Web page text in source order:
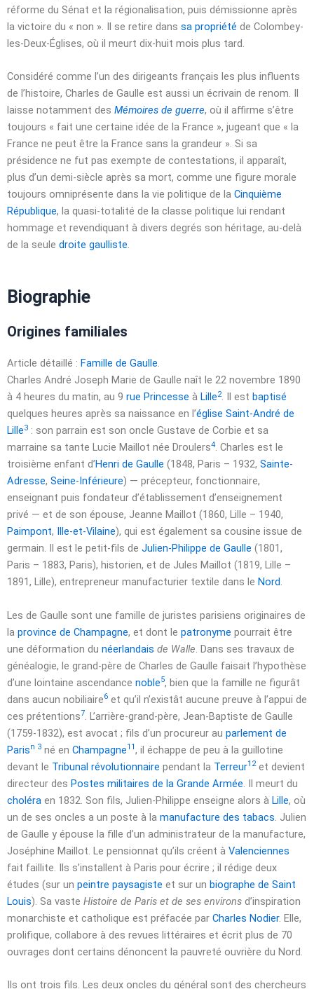
réforme du Sénat et la régionalisation, puis démissionne après
la victoire du « non ». Il se retire dans sa propriété de Colombey-
les-Deux-Églises, où il meurt dix-huit mois plus tard.
Considéré comme l’un des dirigeants français les plus influents
de l’histoire, Charles de Gaulle est aussi un écrivain de renom. Il
laisse notamment des Mémoires de guerre, où il affirme s’être
toujours « fait une certaine idée de la France », jugeant que « la
France ne peut être la France sans la grandeur ». Si sa
présidence ne fut pas exempte de contestations, il apparaît,
plus d’un demi-siècle après sa mort, comme une figure morale
toujours omniprésente dans la vie politique de la Cinquième
République, la quasi-totalité de la classe politique lui rendant
hommage et revendiquant à divers degrés son héritage, au-delà
de la seule droite gaulliste.
Biographie
Origines familiales
Article détaillé : Famille de Gaulle.
Charles André Joseph Marie de Gaulle naît le 22 novembre 1890
à 4 heures du matin, au 9 rue Princesse à Lille2. Il est baptisé
quelques heures après sa naissance en l’église Saint-André de
Lille3 : son parrain est son oncle Gustave de Corbie et sa
marraine sa tante Lucie Maillot née Droulers4. Charles est le
troisième enfant d’Henri de Gaulle (1848, Paris – 1932, Sainte-
Adresse, Seine-Inférieure) — précepteur, fonctionnaire,
enseignant puis fondateur d’établissement d’enseignement
privé — et de son épouse, Jeanne Maillot (1860, Lille – 1940,
Paimpont, Ille-et-Vilaine), qui est également sa cousine issue de
germain. Il est le petit-fils de Julien-Philippe de Gaulle (1801,
Paris – 1883, Paris), historien, et de Jules Maillot (1819, Lille –
1891, Lille), entrepreneur manufacturier textile dans le Nord.
Les de Gaulle sont une famille de juristes parisiens originaires de
la province de Champagne, et dont le patronyme pourrait être
une déformation du néerlandais de Walle. Dans ses travaux de
généalogie, le grand-père de Charles de Gaulle faisait l’hypothèse
d’une lointaine ascendance noble5, bien que la famille ne figurât
dans aucun nobiliaire6 et qu’il n’existât aucune preuve à l’appui de
ces prétentions7. L’arrière-grand-père, Jean-Baptiste de Gaulle
(1759-1832), est avocat ; fils d’un procureur au parlement de
Parisn 3 né en Champagne11, il échappe de peu à la guillotine
devant le Tribunal révolutionnaire pendant la Terreur12et devient
directeur des Postes militaires de la Grande Armée. Il meurt du
choléra en 1832. Son fils, Julien-Philippe enseigne alors à Lille, où
un de ses oncles a un poste à la manufacture des tabacs. Julien
de Gaulle y épouse la fille d’un administrateur de la manufacture,
Joséphine Maillot. Le pensionnat qu’ils créent à Valenciennes
fait faillite. Ils s’installent à Paris pour écrire ; il rédige deux
études (sur un peintre paysagiste et sur un biographe de Saint
Louis). Sa vaste Histoire de Paris et de ses environs d’inspiration
monarchiste et catholique est préfacée par Charles Nodier. Elle,
prolifique, collabore à des revues littéraires et écrit plus de 70
ouvrages dont certains dénoncent la pauvreté ouvrière du Nord.
Ils ont trois fils. Les deux oncles du général sont des chercheurs